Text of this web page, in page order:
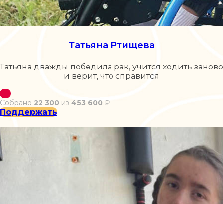
Татьяна Ртищева
Татьяна дважды победила рак, учится ходить заново
и верит, что справится
Собрано 22 300 из 453 600 ₽
Поддержать